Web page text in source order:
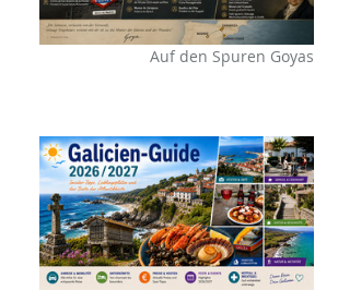
Auf den Spuren Goyas